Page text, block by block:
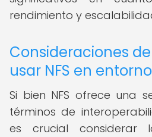
rendimiento y
Consideraciones
usar NFS en
Si bien NFS ofrece una
términos de
es crucial considerar